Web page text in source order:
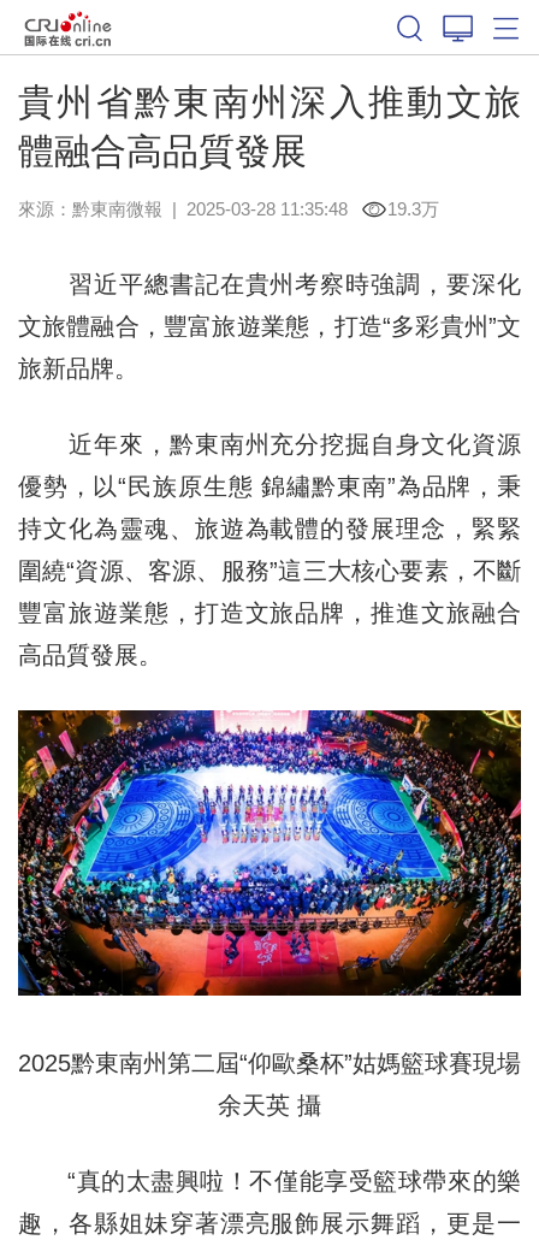
貴州省黔東南州深入推動文旅
體融合高品質發展
來源： 黔東南微報 | 2025-03-28 11:35:48 19.3万
習近平總書記在貴州考察時強調，要深化
文旅體融合，豐富旅遊業態，打造“多彩貴州”文
旅新品牌。
近年來，黔東南州充分挖掘自身文化資源
優勢，以“民族原生態 錦繡黔東南”為品牌，秉
持文化為靈魂、旅遊為載體的發展理念，緊緊
圍繞“資源、客源、服務”這三大核心要素，不斷
豐富旅遊業態，打造文旅品牌，推進文旅融合
高品質發展。
2025黔東南州第二屆“仰歐桑杯”姑媽籃球賽現場
余天英 攝
“真的太盡興啦！不僅能享受籃球帶來的樂
趣，各縣姐妹穿著漂亮服飾展示舞蹈，更是一